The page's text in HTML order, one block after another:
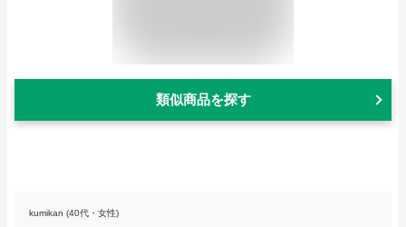
類似商品を探す
kumikan (40代・女性)